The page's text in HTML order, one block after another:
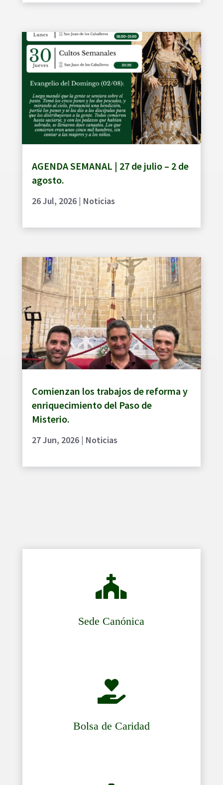
AGENDA SEMANAL | 27 de julio – 2 de
agosto.
26 Jul, 2026| Noticias
Comienzan los trabajos de reforma y
enriquecimiento del Paso de
Misterio.
27 Jun, 2026| Noticias

Sede Canónica

Bolsa de Caridad